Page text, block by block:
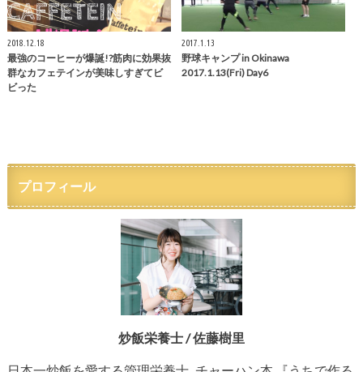
2018.12.18
最強のコーヒーが爆誕!?筋肉に効果抜
群なカフェテインが美味しすぎてビ
ビった
2017.1.13
野球キャンプ in Okinawa
2017.1.13(Fri) Day6
プロフィール
炒飯栄養士 / 佐藤樹里